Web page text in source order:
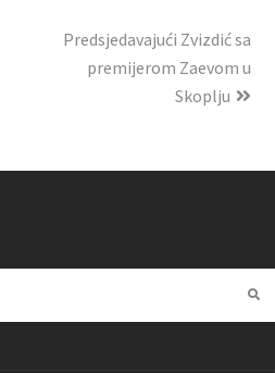
Predsjedavajući Zvizdić sa
premijerom Zaevom u
Skoplju